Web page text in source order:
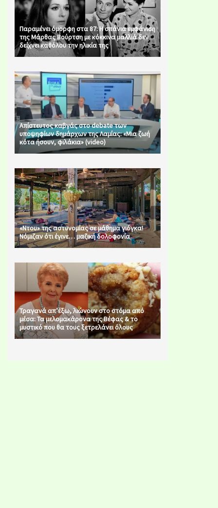
Παραμένει όμορφη στα 87: Η σπάνια εμφάνιση
της Μάρθας Βούρτση με κόκκινα μαλλιά δεν
δείχνει καθόλου την ηλικία της
Απίστευτος καβγάς στο debate των
υποψηφίων δημάρχων της Λαμίας: «Μια ζωή
κότα ήσουν, φιλάκια» (video)
«Ντου» της αστυνομίας σε μάθημα γιόγκα!
Νόμιζαν ότι έγινε… μαζική δολοφονία
Τραγανά απ’έξω, λιώνουν στο στόμα από
μέσα: Τα μελομακάρονα της Βέφας & το
μυστικό που θα τους ξετρελάνει όλους